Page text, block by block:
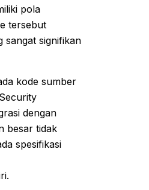
pola
tersebut
sangat signifikan
kode sumber
dengan
besar tidak
spesifikasi